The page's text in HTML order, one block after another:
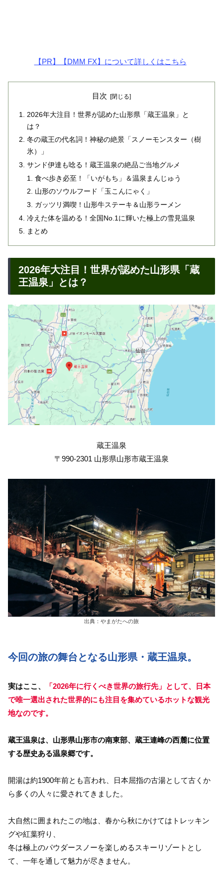
【PR】【DMM FX】について詳しくはこちら
目次
2026年大注目！世界が認めた山形県「蔵王温泉」と
は？
冬の蔵王の代名詞！神秘の絶景「スノーモンスター（樹
氷）」
サンド伊達も唸る！蔵王温泉の絶品ご当地グルメ
食べ歩き必至！「いがもち」＆温泉まんじゅう
山形のソウルフード「玉こんにゃく」
ガッツリ満喫！山形牛ステーキ＆山形ラーメン
冷えた体を温める！全国No.1に輝いた極上の雪見温泉
まとめ
2026年大注目！世界が認めた山形県「蔵
王温泉」とは？
蔵王温泉
〒990-2301 山形県山形市蔵王温泉
出典：やまがたへの旅
今回の旅の舞台となる山形県・蔵王温泉。
実はここ、
「2026年に行くべき世界の旅行先」として、日本
で唯一選出された世界的にも注目を集めているホットな観光
地なのです。
蔵王温泉は、山形県山形市の南東部、蔵王連峰の西麓に位置
する歴史ある温泉郷です。
開湯は約1900年前とも言われ、日本屈指の古湯として古くか
ら多くの人々に愛されてきました。
大自然に囲まれたこの地は、春から秋にかけてはトレッキン
グや紅葉狩り、
冬は極上のパウダースノーを楽しめるスキーリゾートとし
て、一年を通して魅力が尽きません。